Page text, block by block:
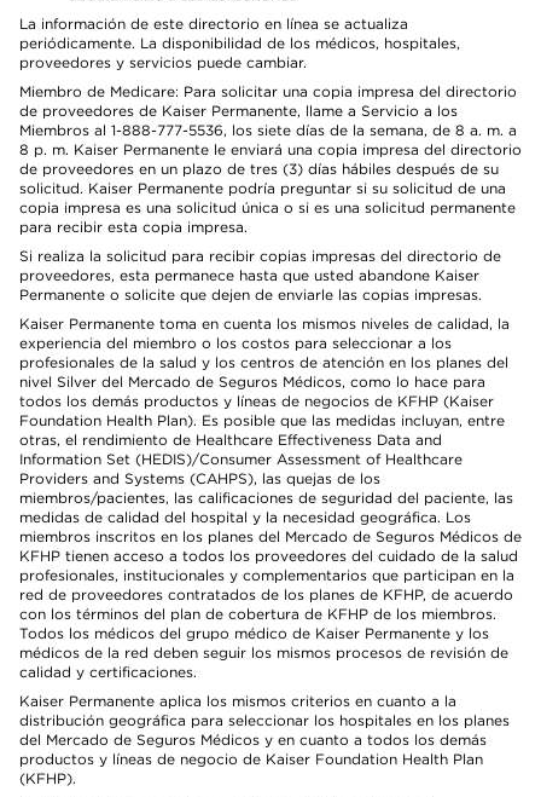
La información de este directorio en línea se actualiza
periódicamente. La disponibilidad de los médicos, hospitales,
proveedores y servicios puede cambiar.
Miembro de Medicare: Para solicitar una copia impresa del directorio
de proveedores de Kaiser Permanente, llame a Servicio a los
Miembros al 1-888-777-5536, los siete días de la semana, de 8 a. m. a
8 p. m. Kaiser Permanente le enviará una copia impresa del directorio
de proveedores en un plazo de tres (3) días hábiles después de su
solicitud. Kaiser Permanente podría preguntar si su solicitud de una
copia impresa es una solicitud única o si es una solicitud permanente
para recibir esta copia impresa.
Si realiza la solicitud para recibir copias impresas del directorio de
proveedores, esta permanece hasta que usted abandone Kaiser
Permanente o solicite que dejen de enviarle las copias impresas.
Kaiser Permanente toma en cuenta los mismos niveles de calidad, la
experiencia del miembro o los costos para seleccionar a los
profesionales de la salud y los centros de atención en los planes del
nivel Silver del Mercado de Seguros Médicos, como lo hace para
todos los demás productos y líneas de negocios de KFHP (Kaiser
Foundation Health Plan). Es posible que las medidas incluyan, entre
otras, el rendimiento de Healthcare Effectiveness Data and
Information Set (HEDIS)/Consumer Assessment of Healthcare
Providers and Systems (CAHPS), las quejas de los
miembros/pacientes, las calificaciones de seguridad del paciente, las
medidas de calidad del hospital y la necesidad geográfica. Los
miembros inscritos en los planes del Mercado de Seguros Médicos de
KFHP tienen acceso a todos los proveedores del cuidado de la salud
profesionales, institucionales y complementarios que participan en la
red de proveedores contratados de los planes de KFHP, de acuerdo
con los términos del plan de cobertura de KFHP de los miembros.
Todos los médicos del grupo médico de Kaiser Permanente y los
médicos de la red deben seguir los mismos procesos de revisión de
calidad y certificaciones.
Kaiser Permanente aplica los mismos criterios en cuanto a la
distribución geográfica para seleccionar los hospitales en los planes
del Mercado de Seguros Médicos y en cuanto a todos los demás
productos y líneas de negocio de Kaiser Foundation Health Plan
(KFHP).